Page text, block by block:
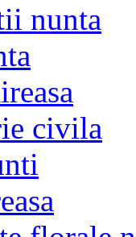
nunta
civila